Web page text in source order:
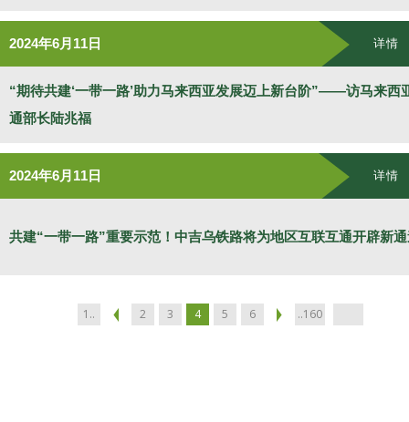
2024年6月11日
“期待共建‘一带一路’助力马来西亚发展迈上新台阶”——访马来西
通部长陆兆福
详情
2024年6月11日
共建“一带一路”重要示范！中吉乌铁路将为地区互联互通开辟新
详情
1.. 2 3 4 5 6 ..160